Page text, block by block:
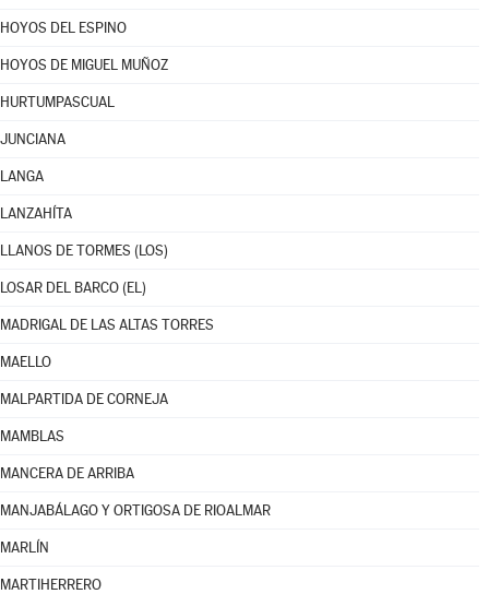
HOYOS DEL ESPINO
HOYOS DE MIGUEL MUÑOZ
HURTUMPASCUAL
JUNCIANA
LANGA
LANZAHÍTA
LLANOS DE TORMES (LOS)
LOSAR DEL BARCO (EL)
MADRIGAL DE LAS ALTAS TORRES
MAELLO
MALPARTIDA DE CORNEJA
MAMBLAS
MANCERA DE ARRIBA
MANJABÁLAGO Y ORTIGOSA DE RIOALMAR
MARLÍN
MARTIHERRERO